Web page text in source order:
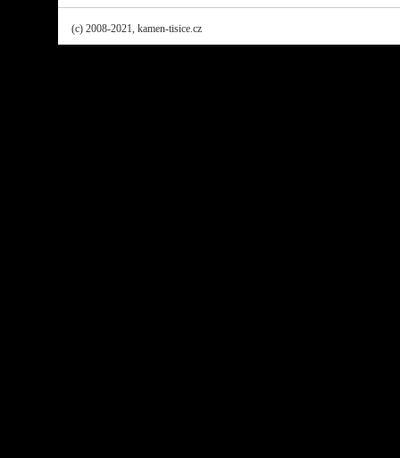
(c) 2008-2021, kamen-tisice.cz